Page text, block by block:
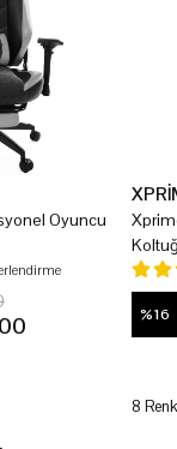
Oyuncu
%16
8